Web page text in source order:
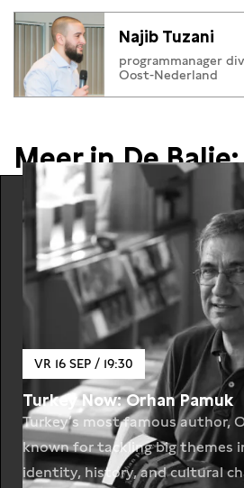
Najib Tuzani
programmanager
Oost-Nederland
Meer in De Balie:
VR 16 SEP / 19:30
Turkey Now: Orhan Pamuk
Turkey’s most famous author,
known for tackling big themes
identity, history, and cultural